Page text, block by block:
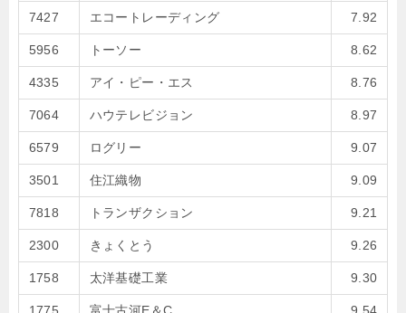
7427 エコートレーディング 7.92
5956 トーソー 8.62
4335 アイ・ピー・エス 8.76
7064 ハウテレビジョン 8.97
6579 ログリー 9.07
3501 住江織物 9.09
7818 トランザクション 9.21
2300 きょくとう 9.26
1758 太洋基礎工業 9.30